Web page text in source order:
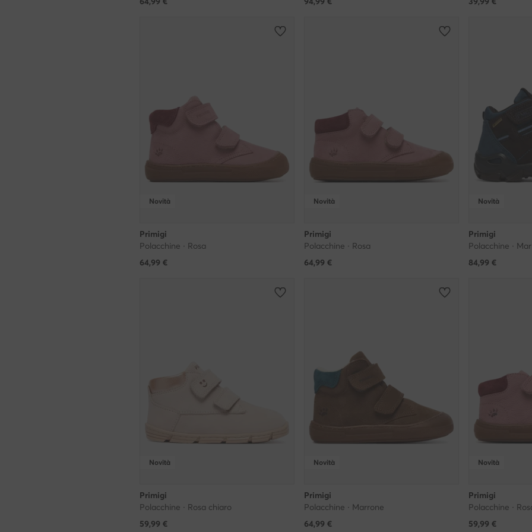
Novità
Primigi
Polacchine · Rosa
64,99 €
Novità
Primigi
Polacchine · Rosa
64,99 €
Novità
Primigi
Polacchine ·
84,99 €
Novità
Primigi
Polacchine · Rosa chiaro
59,99 €
Novità
Primigi
Polacchine · Marrone
64,99 €
Novità
Primigi
Polacchine ·
59,99 €